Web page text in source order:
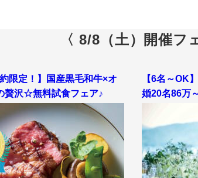
ッフが安心のフルサポート！おふたりにあった結
天空のチャペルは必見！！
式入場を体験♪市内を一望できる景観を背景に、お
〈 8/8（土）開催フ
限定！】国産黒毛和牛×オ
贅沢☆無料試食フェア♪
【6名～OK
婚20名86万